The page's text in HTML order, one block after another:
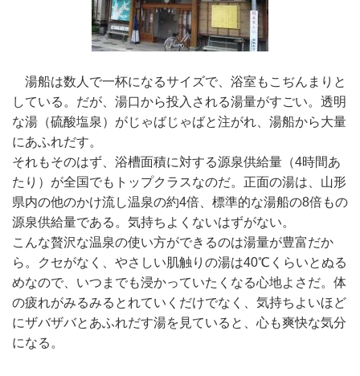
湯船は数人で一杯になるサイズで、浴室もこぢんまりと
している。だが、湯口から投入される湯量がすごい。透明
な湯（硫酸塩泉）がじゃばじゃばと注がれ、湯船から大量
にあふれだす。
それもそのはず、浴槽面積に対する源泉供給量（4時間あ
たり）が全国でもトップクラスなのだ。正面の湯は、山形
県内の他のかけ流し温泉の約4倍、標準的な湯船の8倍もの
源泉供給量である。気持ちよくないはずがない。
こんな贅沢な温泉の使い方ができるのは湯量が豊富だか
ら。クセがなく、やさしい肌触りの湯は40℃くらいとぬる
めなので、いつまでも浸かっていたくなる心地よさだ。体
の疲れがみるみるとれていくだけでなく、気持ちよいほど
にザバザバとあふれだす湯を見ていると、心も爽快な気分
になる。